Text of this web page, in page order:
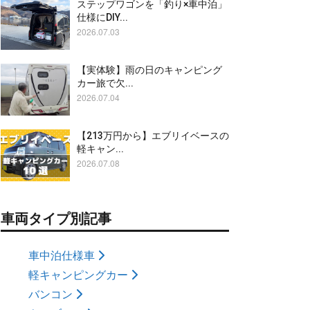
ステップワゴンを「釣り×車中泊」
仕様にDIY...
2026.07.03
【実体験】雨の日のキャンピング
カー旅で欠...
2026.07.04
【213万円から】エブリイベースの
軽キャン...
2026.07.08
車両タイプ別記事
車中泊仕様車
軽キャンピングカー
バンコン